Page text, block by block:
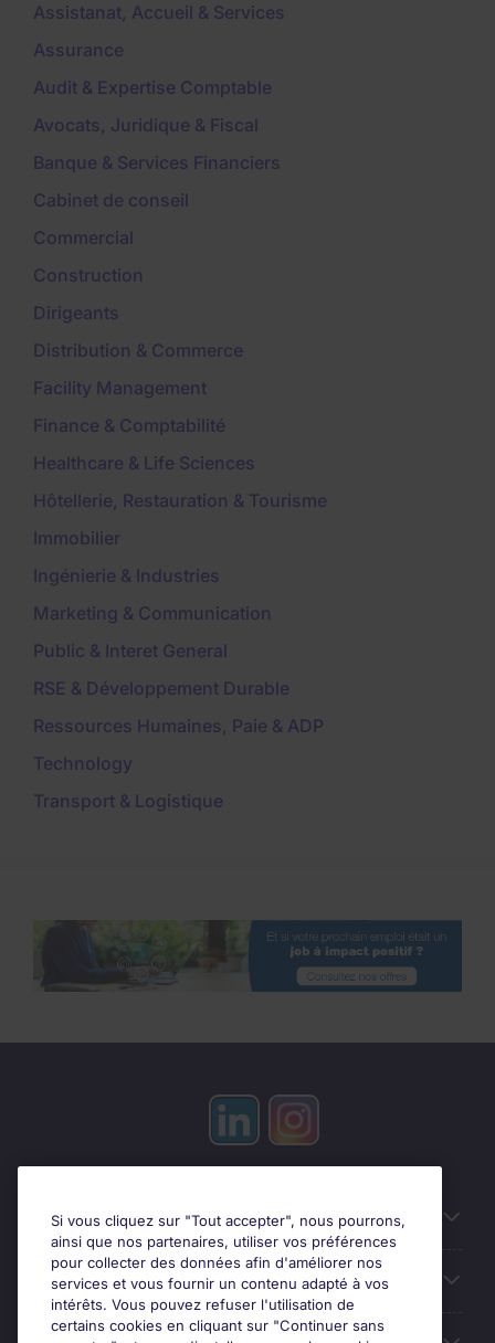
Assistanat, Accueil & Services
Assurance
Audit & Expertise Comptable
Avocats, Juridique & Fiscal
Banque & Services Financiers
Cabinet de conseil
Commercial
Construction
Dirigeants
Distribution & Commerce
Facility Management
Finance & Comptabilité
Healthcare & Life Sciences
Hôtellerie, Restauration & Tourisme
Immobilier
Ingénierie & Industries
Marketing & Communication
Public & Interet General
RSE & Développement Durable
Ressources Humaines, Paie & ADP
Technology
Transport & Logistique
Candidats
Entreprises
Si vous cliquez sur "Tout accepter", nous pourrons,
ainsi que nos partenaires, utiliser vos préférences
pour collecter des données afin d'améliorer nos
services et vous fournir un contenu adapté à vos
intérêts. Vous pouvez refuser l'utilisation de
certains cookies en cliquant sur "Continuer sans